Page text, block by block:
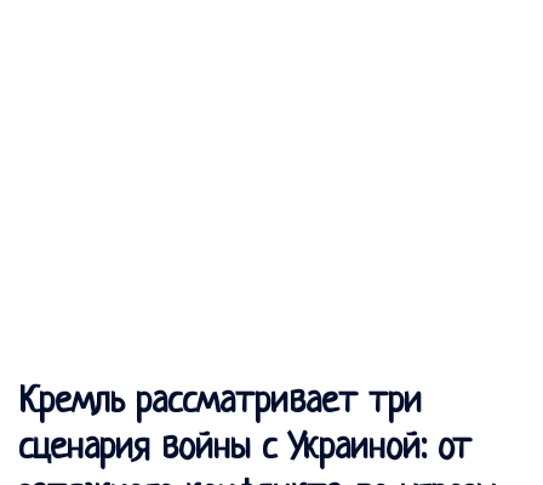
Кремль рассматривает три
сценария войны с Украиной: от